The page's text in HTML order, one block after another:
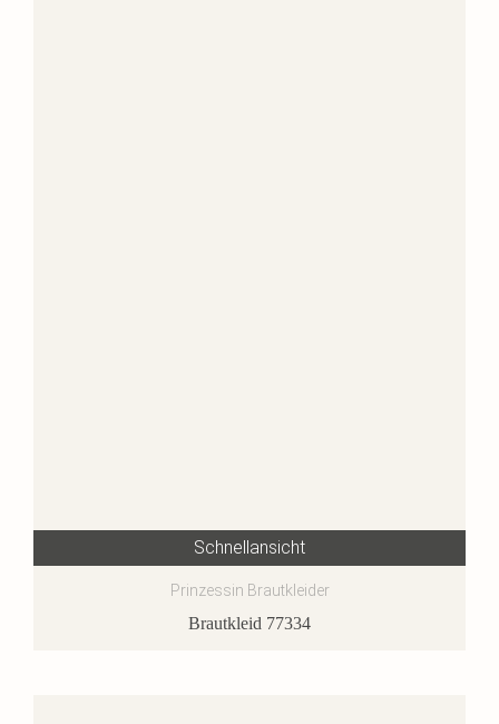
Schnellansicht
Prinzessin Brautkleider
Brautkleid 77334